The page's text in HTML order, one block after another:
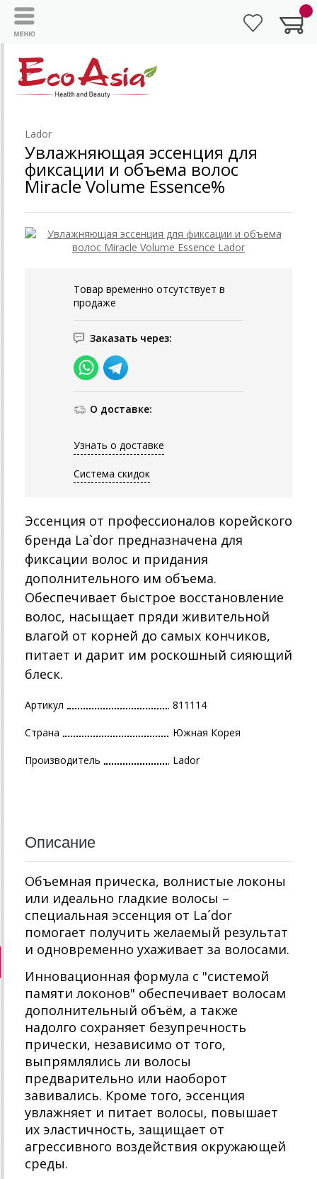
Lador
Увлажняющая эссенция для
фиксации и объема волос
Miracle Volume Essence%
Товар временно отсутствует в
продаже
Заказать через:
О доставке:
Узнать о доставке
Система скидок
Эссенция от профессионалов корейского
бренда La`dor предназначена для
фиксации волос и придания
дополнительного им объема.
Обеспечивает быстрое восстановление
волос, насыщает пряди живительной
влагой от корней до самых кончиков,
питает и дарит им роскошный сияющий
блеск.
Артикул 811114
Страна Южная Корея
Производитель Lador
Описание
Объемная прическа, волнистые локоны
или идеально гладкие волосы –
специальная эссенция от La´dor
помогает получить желаемый результат
и одновременно ухаживает за волосами.
Инновационная формула с "системой
памяти локонов" обеспечивает волосам
дополнительный объём, а также
надолго сохраняет безупречность
прически, независимо от того,
выпрямлялись ли волосы
предварительно или наоборот
завивались. Кроме того, эссенция
увлажняет и питает волосы, повышает
их эластичность, защищает от
агрессивного воздействия окружающей
среды.